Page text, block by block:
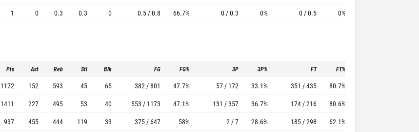
1 0 0.3 0.3 0 0.5 / 0.8 66.7% 0 / 0.3 0% 0 / 0.5 0%
Pts Ast Reb Stl Blk FG FG% 3P 3P% FT FT%
1172 152 593 45 65 382 / 801 47.7% 57 / 172 33.1% 351 / 435 80.7%
1411 227 495 53 40 553 / 1173 47.1% 131 / 357 36.7% 174 / 216 80.6%
937 455 444 119 33 375 / 647 58% 2 / 7 28.6% 185 / 298 62.1%